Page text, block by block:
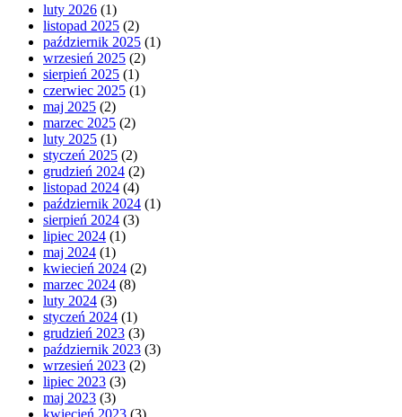
luty 2026 (1)
listopad 2025 (2)
październik 2025 (1)
wrzesień 2025 (2)
sierpień 2025 (1)
czerwiec 2025 (1)
maj 2025 (2)
marzec 2025 (2)
luty 2025 (1)
styczeń 2025 (2)
grudzień 2024 (2)
listopad 2024 (4)
październik 2024 (1)
sierpień 2024 (3)
lipiec 2024 (1)
maj 2024 (1)
kwiecień 2024 (2)
marzec 2024 (8)
luty 2024 (3)
styczeń 2024 (1)
grudzień 2023 (3)
październik 2023 (3)
wrzesień 2023 (2)
lipiec 2023 (3)
maj 2023 (3)
kwiecień 2023 (3)